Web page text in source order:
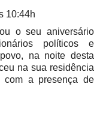
10:44h
o seu aniversário
políticos e
na noite desta
na sua residência
com a presença de